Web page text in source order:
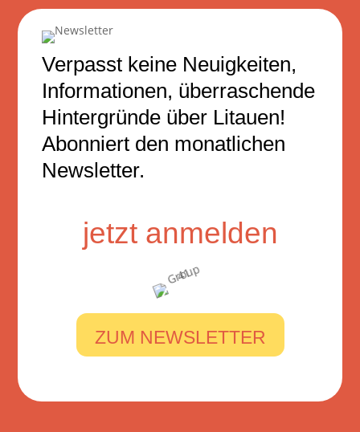
Verpasst keine Neuigkeiten,
Informationen, überraschende
Hintergründe über Litauen!
Abonniert den monatlichen
Newsletter.
jetzt anmelden
ZUM NEWSLETTER